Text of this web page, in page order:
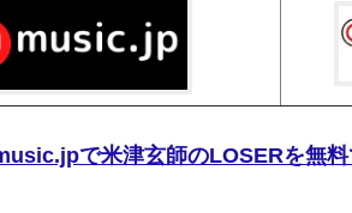
で米津玄師のLOSERを無